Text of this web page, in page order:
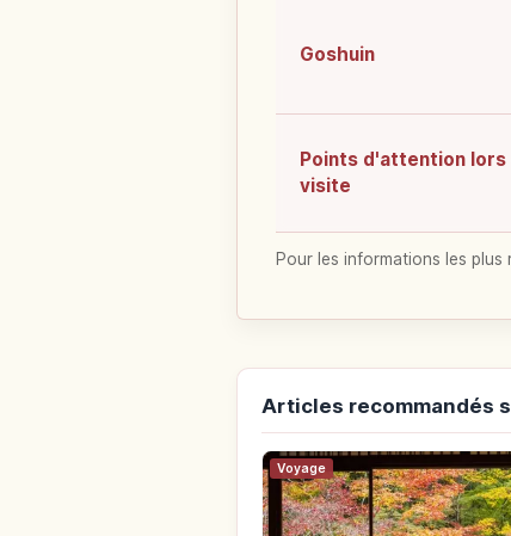
Goshuin
Points d'attention lors
visite
Pour les informations les
Articles recommandés
Voyage